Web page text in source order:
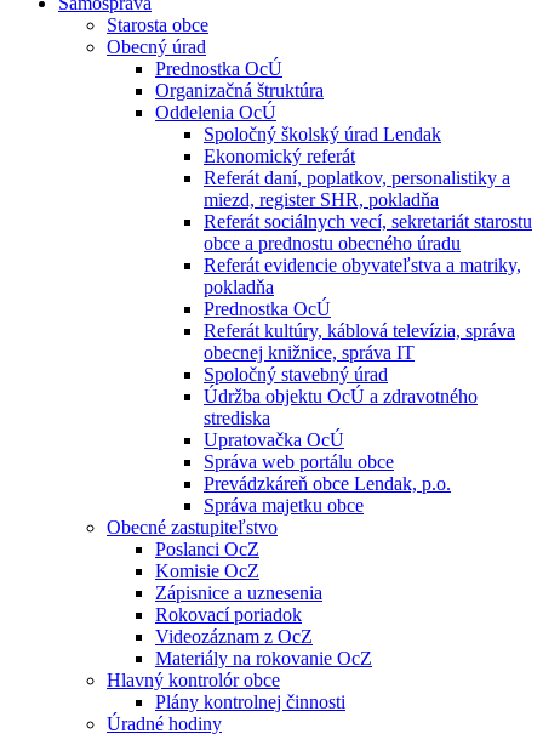
Starosta obce
Obecný úrad
Prednostka OcÚ
Organizačná štruktúra
Oddelenia OcÚ
Spoločný školský úrad Lendak
Ekonomický referát
Referát daní, poplatkov, personalistiky a
miezd, register SHR, pokladňa
Referát sociálnych vecí, sekretariát starostu
obce a prednostu obecného úradu
Referát evidencie obyvateľstva a matriky,
pokladňa
Prednostka OcÚ
Referát kultúry, káblová televízia, správa
obecnej knižnice, správa IT
Spoločný stavebný úrad
Údržba objektu OcÚ a zdravotného
strediska
Upratovačka OcÚ
Správa web portálu obce
Prevádzkáreň obce Lendak, p.o.
Správa majetku obce
Obecné zastupiteľstvo
Poslanci OcZ
Komisie OcZ
Zápisnice a uznesenia
Rokovací poriadok
Videozáznam z OcZ
Materiály na rokovanie OcZ
Hlavný kontrolór obce
Plány kontrolnej činnosti
Úradné hodiny